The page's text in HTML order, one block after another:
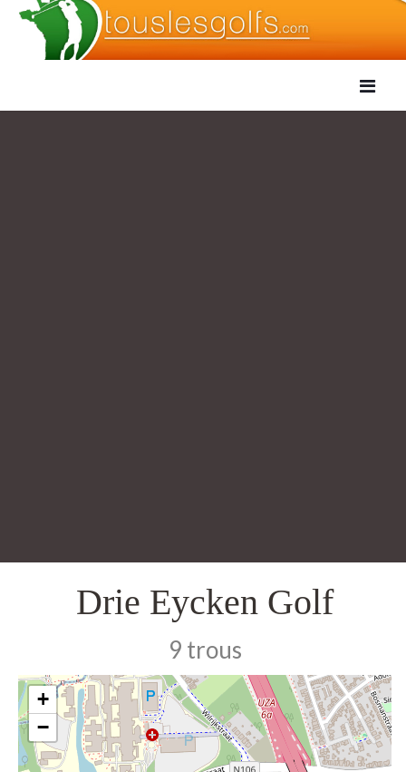
Drie Eycken Golf
9 trous
+
−